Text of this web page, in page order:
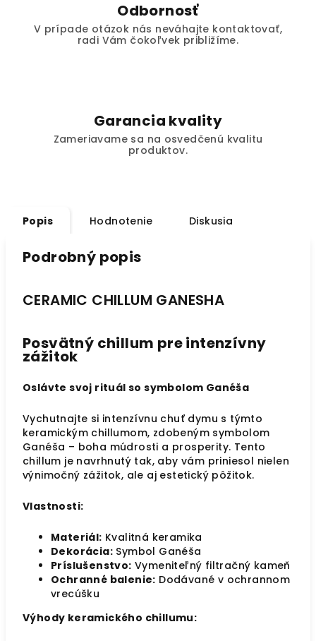
Odbornosť
V prípade otázok nás neváhajte kontaktovať,
radi Vám čokoľvek približíme.
Garancia kvality
Zameriavame sa na osvedčenú kvalitu
produktov.
Popis Hodnotenie Diskusia
Podrobný popis
CERAMIC CHILLUM GANESHA
Posvätný chillum pre intenzívny
zážitok
Oslávte svoj rituál so symbolom Ganéša
Vychutnajte si intenzívnu chuť dymu s týmto
keramickým chillumom, zdobeným symbolom
Ganéša – boha múdrosti a prosperity. Tento
chillum je navrhnutý tak, aby vám priniesol nielen
výnimočný zážitok, ale aj estetický pôžitok.
Vlastnosti:
Materiál: Kvalitná keramika
Dekorácia: Symbol Ganéša
Príslušenstvo: Vymeniteľný filtračný kameň
Ochranné balenie: Dodávané v ochrannom
vrecúšku
Výhody keramického chillumu: